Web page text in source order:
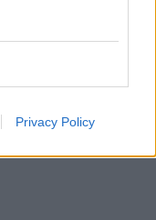
Privacy Policy
öt kiemelkedő
hanem komplex,